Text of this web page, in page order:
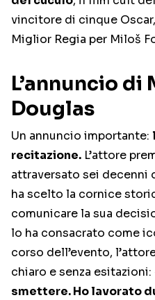
vincitore di cinque
Miglior Regia per Miloš
L’annuncio di
Douglas
Un annuncio importante:
recitazione. L’attore
attraversato sei decenni
ha scelto la cornice
comunicare la sua
lo ha consacrato come
corso dell’evento,
chiaro e senza esitazioni:
smettere. Ho lavorato